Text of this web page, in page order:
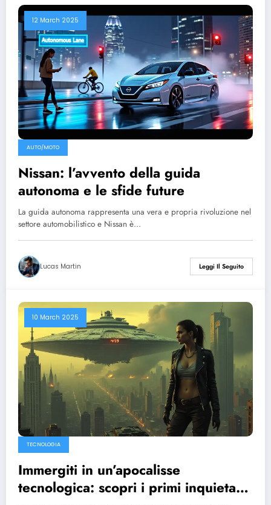
12 March 2025
AUTO/MOTO
Nissan: l’avvento della guida
autonoma e le sfide future
La guida autonoma rappresenta una vera e propria rivoluzione nel
settore automobilistico e Nissan è…
Lucas Martin Leggi Il Seguito
10 March 2025
TECNOLOGIA
Immergiti in un’apocalisse
tecnologica: scopri i primi inquietanti